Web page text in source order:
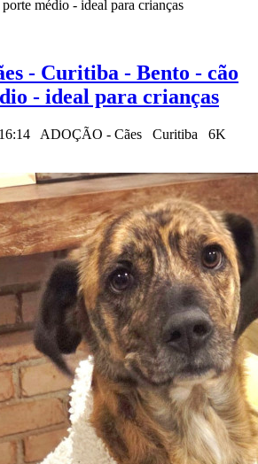
médio - ideal para crianças
- Curitiba - Bento - cão
- ideal para crianças
ADOÇÃO - Cães Curitiba
6K